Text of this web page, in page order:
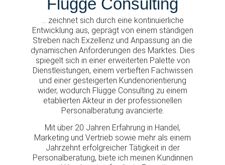
… zeichnet sich durch eine kontinuierliche
Entwicklung aus, geprägt von einem ständigen
Streben nach Exzellenz und Anpassung an die
dynamischen Anforderungen des Marktes. Dies
spiegelt sich in einer erweiterten Palette von
Dienstleistungen, einem vertieften Fachwissen
und einer gesteigerten Kundenorientierung
wider, wodurch Flügge Consulting zu einem
etablierten Akteur in der professionellen
Personalberatung avancierte.
Mit über 20 Jahren Erfahrung in Handel,
Marketing und Vertrieb sowie mehr als einem
Jahrzehnt erfolgreicher Tätigkeit in der
Personalberatung, biete ich meinen Kundinnen